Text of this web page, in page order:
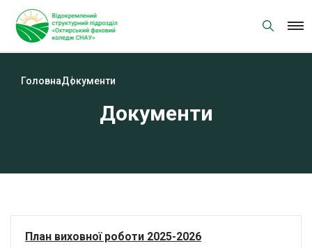
content
ГоловнаДокументи
Документи
План виховної роботи 2025-2026